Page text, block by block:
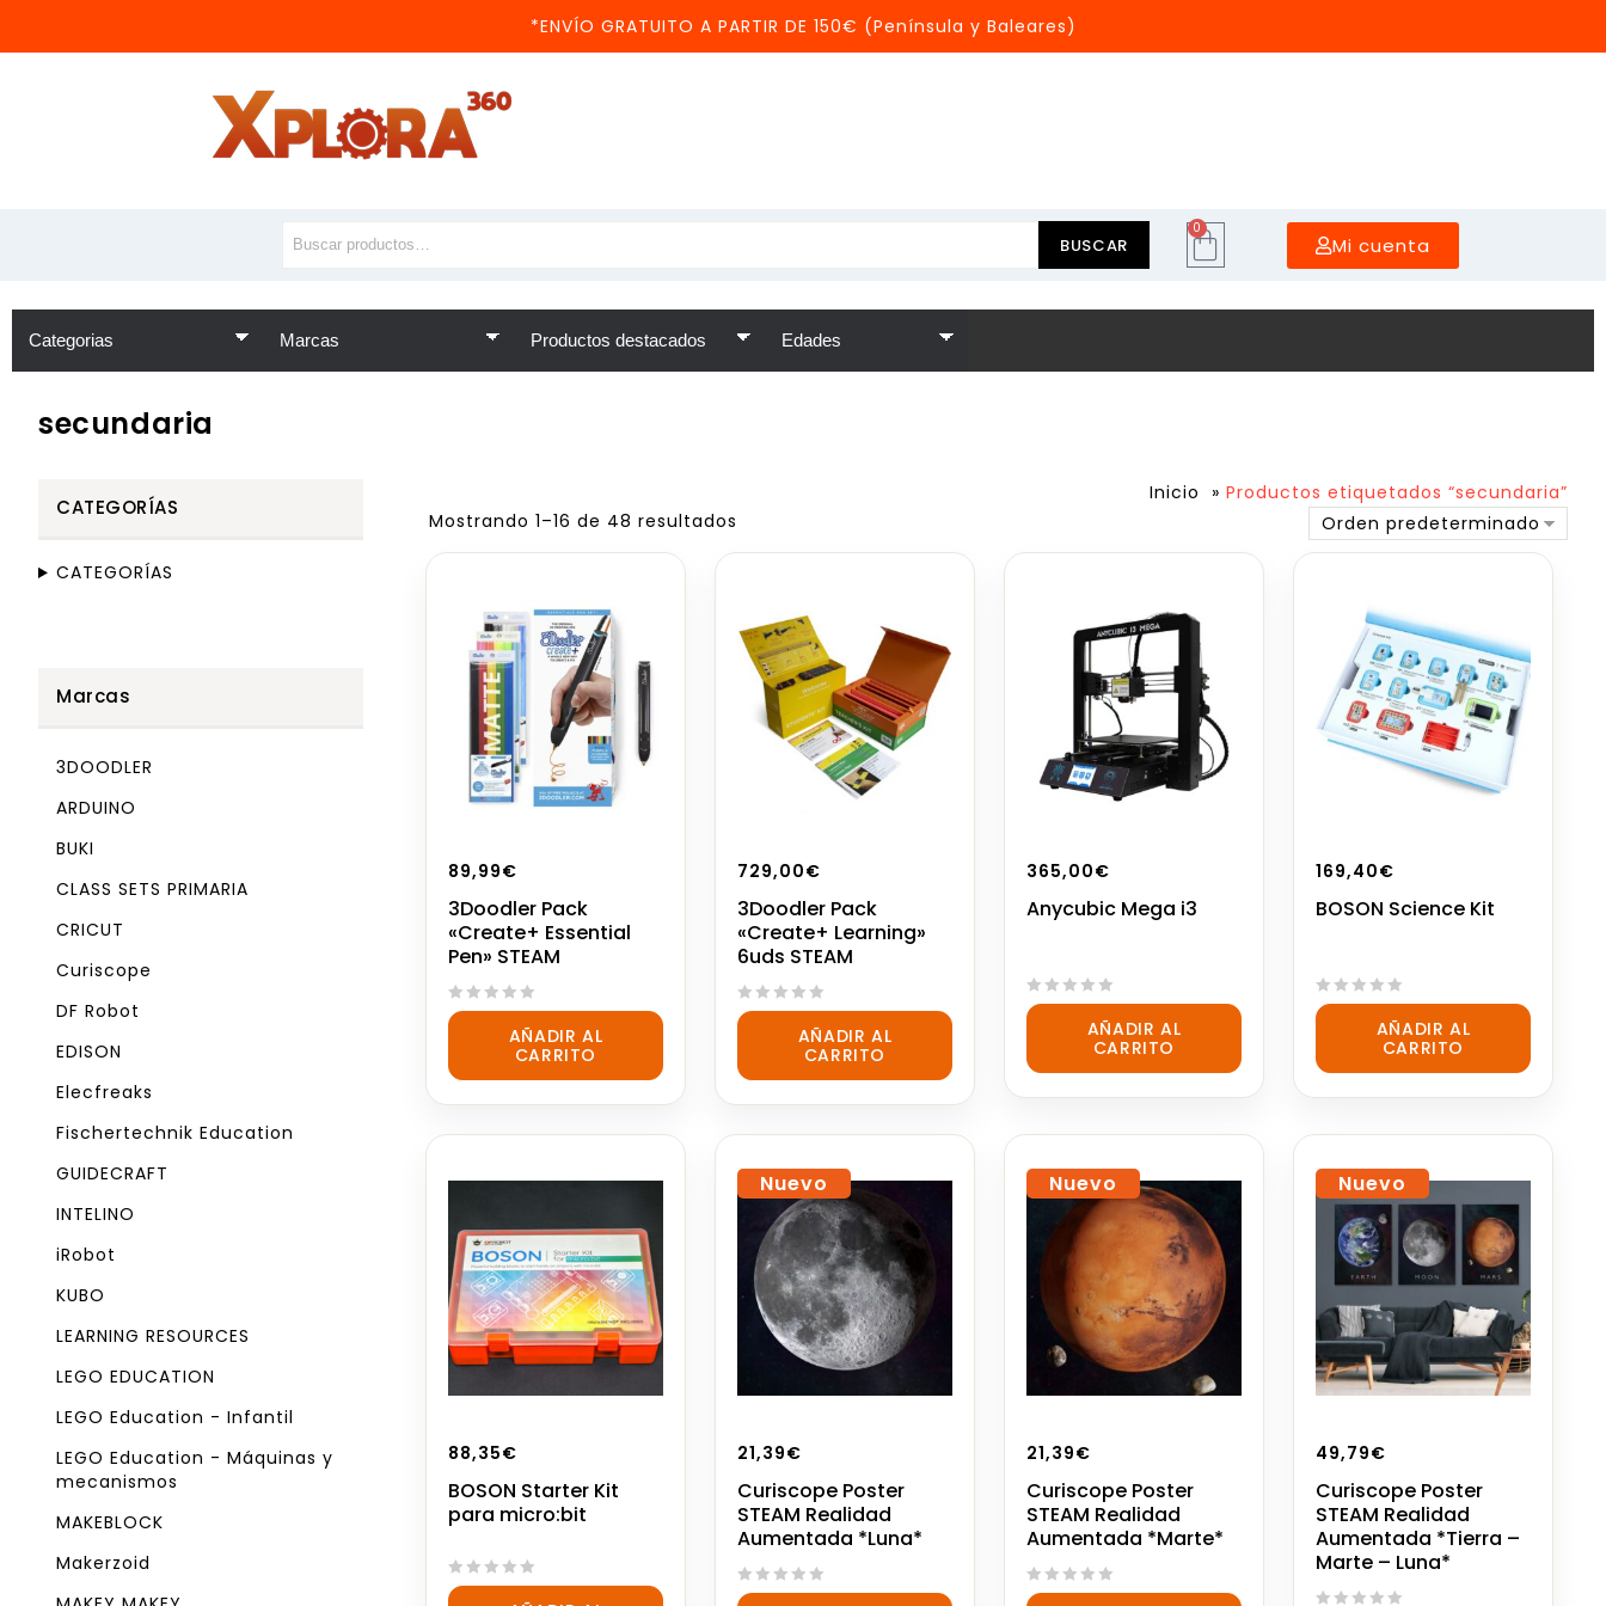
*ENVÍO GRATUITO A PARTIR DE 150€ (Península y Baleares)
BUSCAR
0
Mi cuenta
secundaria
Inicio » Productos etiquetados “secundaria”
Mostrando 1–16 de 48 resultados
Orden predeterminado
89,99€
3Doodler Pack
«Create+ Essential
Pen» STEAM
0
5
AÑADIR AL
CARRITO
729,00€
3Doodler Pack
«Create+ Learning»
6uds STEAM
0
5
AÑADIR AL
CARRITO
365,00€
Anycubic Mega i3
0
5
AÑADIR AL
CARRITO
169,40€
BOSON Science Kit
0
5
AÑADIR AL
CARRITO
88,35€
BOSON Starter Kit
para micro:bit
0
Nuevo
21,39€
Curiscope Poster
STEAM Realidad
Aumentada *Luna*
0
Nuevo
21,39€
Curiscope Poster
STEAM Realidad
Aumentada *Marte*
0
Nuevo
49,79€
Curiscope Poster
STEAM Realidad
Aumentada *Tierra –
Marte – Luna*
CATEGORÍAS
CATEGORÍAS
Marcas
3DOODLER
ARDUINO
BUKI
CLASS SETS PRIMARIA
CRICUT
Curiscope
DF Robot
EDISON
Elecfreaks
Fischertechnik Education
GUIDECRAFT
INTELINO
iRobot
KUBO
LEARNING RESOURCES
LEGO EDUCATION
LEGO Education - Infantil
LEGO Education - Máquinas y
mecanismos
MAKEBLOCK
Makerzoid